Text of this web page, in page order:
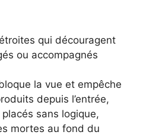
qui découragent
ou accompagnés
la vue et empêche
depuis l’entrée,
sans logique,
mortes au fond du